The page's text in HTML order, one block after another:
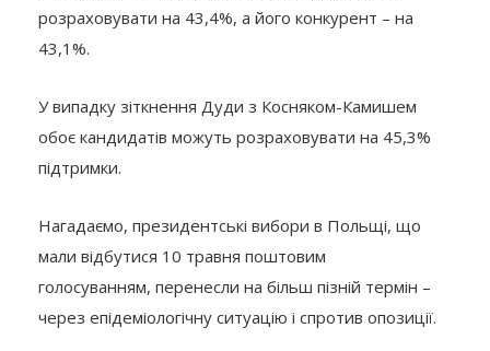
розраховувати на 43,4%, а його конкурент – на
43,1%.
У випадку зіткнення Дуди з Косняком-Камишем
обоє кандидатів можуть розраховувати на 45,3%
підтримки.
Нагадаємо, президентські вибори в Польщі, що
мали відбутися 10 травня поштовим
голосуванням, перенесли на більш пізній термін –
через епідеміологічну ситуацію і спротив опозиції.